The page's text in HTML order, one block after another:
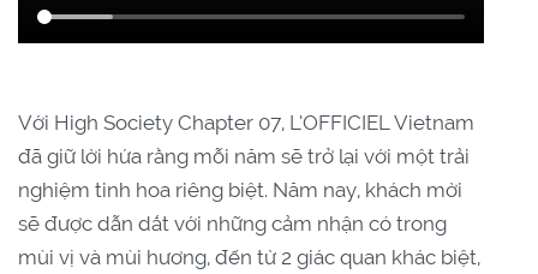
Với High Society Chapter 07, L’OFFICIEL Vietnam
đã giữ lời hứa rằng mỗi năm sẽ trở lại với một trải
nghiệm tinh hoa riêng biệt. Năm nay, khách mời
sẽ được dẫn dắt với những cảm nhận có trong
mùi vị và mùi hương, đến từ 2 giác quan khác biệt,